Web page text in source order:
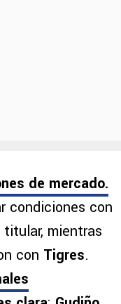
de mercado.
condiciones con
mientras
con Tigres.